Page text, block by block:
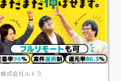
株式会社ルトラ